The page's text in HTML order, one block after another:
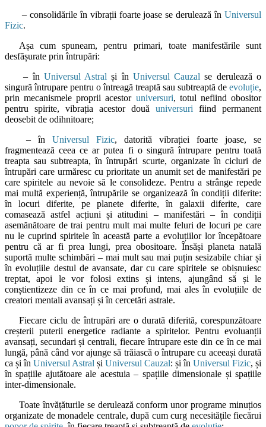
– consolidările în vibrații foarte joase se derulează în Universul
Fizic.
Așa cum spuneam, pentru primari, toate manifestările sunt
desfășurate prin întrupări:
– în Universul Astral și în Universul Cauzal se derulează o
singură întrupare pentru o întreagă treaptă sau subtreaptă de evoluție,
prin mecanismele proprii acestor universuri, totul nefiind obositor
pentru spirite, vibrația acestor două universuri fiind permanent
deosebit de odihnitoare;
– în Universul Fizic, datorită vibrației foarte joase, se
fragmentează ceea ce ar putea fi o singură întrupare pentru toată
treapta sau subtreapta, în întrupări scurte, organizate în cicluri de
întrupări care urmăresc cu prioritate un anumit set de manifestări pe
care spiritele au nevoie să le consolideze. Pentru a strânge repede
mai multă experiență, întrupările se organizează în condiții diferite:
în locuri diferite, pe planete diferite, în galaxii diferite, care
comasează astfel acțiuni și atitudini – manifestări – în condiții
asemănătoare de trai pentru mult mai multe feluri de locuri pe care
nu le cuprind spiritele în această parte a evoluțiilor lor începătoare
pentru că ar fi prea lungi, prea obositoare. Însăși planeta natală
suportă multe schimbări – mai mult sau mai puțin sesizabile chiar și
în evoluțiile destul de avansate, dar cu care spiritele se obișnuiesc
treptat, apoi le vor folosi extins și intens, ajungând să și le
conștientizeze din ce în ce mai profund, mai ales în evoluțiile de
creatori mentali avansați și în cercetări astrale.
Fiecare ciclu de întrupări are o durată diferită, corespunzătoare
creșterii puterii energetice radiante a spiritelor. Pentru evoluanții
avansați, secundari și centrali, fiecare întrupare este din ce în ce mai
lungă, până când vor ajunge să trăiască o întrupare cu aceeași durată
ca și în Universul Astral și Universul Cauzal: și în Universul Fizic, și
în spațiile ajutătoare ale acestuia – spațiile dimensionale și spațiile
inter-dimensionale.
Toate învățăturile se derulează conform unor programe minuțios
organizate de monadele centrale, după cum curg necesitățile fiecărui